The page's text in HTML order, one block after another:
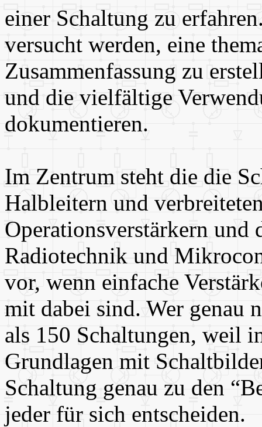
einer Schaltung zu
versucht werden, eine
Zusammenfassung zu
und die vielfältige
dokumentieren.
Im Zentrum steht die die
Halbleitern und
Operationsverstärkern
Radiotechnik und
vor, wenn einfache
mit dabei sind. Wer genau
als 150 Schaltungen, weil
Grundlagen mit
Schaltung genau zu den
jeder für sich entscheiden.